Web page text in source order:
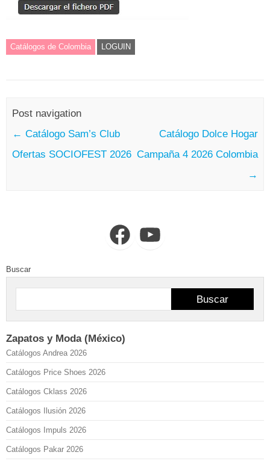
Catálogos de Colombia LOGUIN
Post navigation
← Catálogo Sam’s Club
Ofertas SOCIOFEST 2026
Catálogo Dolce Hogar
Campaña 4 2026 Colombia
→
FacebookYouTube
Buscar
Buscar
Zapatos y Moda (México)
Catálogos Andrea 2026
Catálogos Price Shoes 2026
Catálogos Cklass 2026
Catálogos Ilusión 2026
Catálogos Impuls 2026
Catálogos Pakar 2026